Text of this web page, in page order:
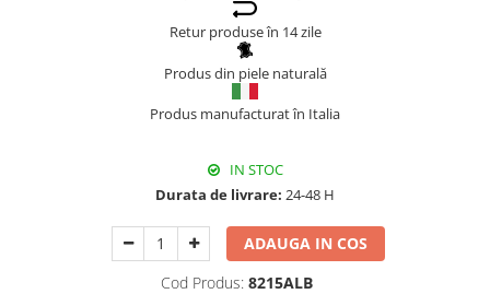
Retur produse în 14 zile
Produs din piele naturală
Produs manufacturat în Italia
IN STOC
Durata de livrare: 24-48 H
ADAUGA IN COS
Cod Produs: 8215ALB